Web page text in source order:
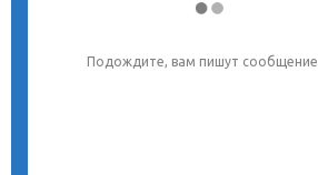
Подождите, вам пишут сообщение